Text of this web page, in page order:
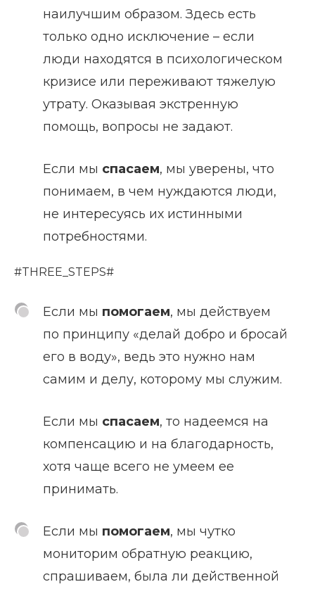
наилучшим образом. Здесь есть
только одно исключение – если
люди находятся в психологическом
кризисе или переживают тяжелую
утрату. Оказывая экстренную
помощь, вопросы не задают.
Если мы спасаем, мы уверены, что
понимаем, в чем нуждаются люди,
не интересуясь их истинными
потребностями.
#THREE_STEPS#
Если мы помогаем, мы действуем
по принципу «делай добро и бросай
его в воду», ведь это нужно нам
самим и делу, которому мы служим.
Если мы спасаем, то надеемся на
компенсацию и на благодарность,
хотя чаще всего не умеем ее
принимать.
Если мы помогаем, мы чутко
мониторим обратную реакцию,
спрашиваем, была ли действенной